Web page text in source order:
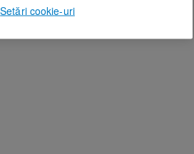
Setări cookie-uri